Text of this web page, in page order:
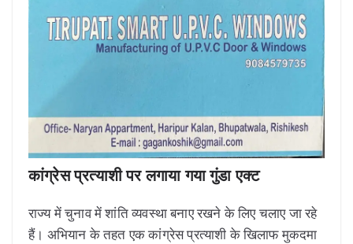
कांग्रेस प्रत्याशी पर लगाया गया गुंडा एक्ट
राज्य में चुनाव में शांति व्यवस्था बनाए रखने के लिए चलाए जा रहे
हैं। अभियान के तहत एक कांग्रेस प्रत्याशी के खिलाफ मुकदमा